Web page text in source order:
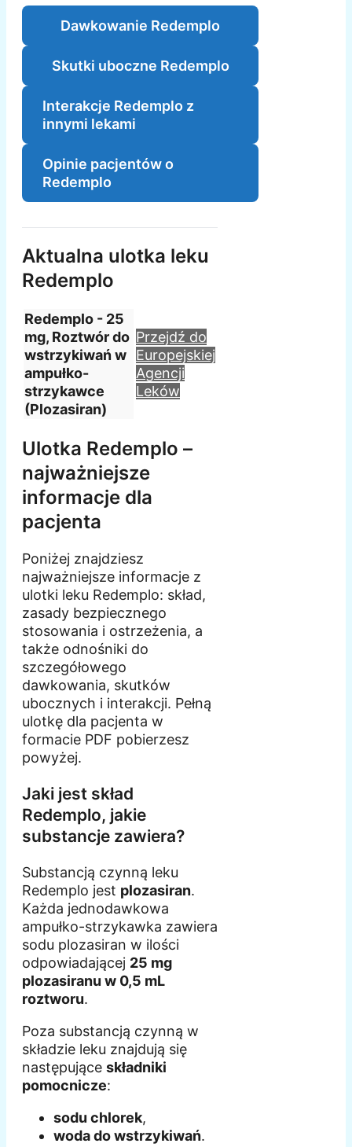
Dawkowanie Redemplo
Skutki uboczne Redemplo
Interakcje Redemplo z
innymi lekami
Opinie pacjentów o
Redemplo
Aktualna ulotka leku
Redemplo
Redemplo - 25
mg, Roztwór do
wstrzykiwań w
ampułko-
strzykawce
(Plozasiran)
Przejdź do
Europejskiej
Agencji
Leków
Ulotka Redemplo –
najważniejsze
informacje dla
pacjenta
Poniżej znajdziesz
najważniejsze informacje z
ulotki leku Redemplo: skład,
zasady bezpiecznego
stosowania i ostrzeżenia, a
także odnośniki do
szczegółowego
dawkowania, skutków
ubocznych i interakcji. Pełną
ulotkę dla pacjenta w
formacie PDF pobierzesz
powyżej.
Jaki jest skład
Redemplo, jakie
substancje zawiera?
Substancją czynną leku
Redemplo jest plozasiran.
Każda jednodawkowa
ampułko-strzykawka zawiera
sodu plozasiran w ilości
odpowiadającej 25 mg
plozasiranu w 0,5 mL
roztworu.
Poza substancją czynną w
składzie leku znajdują się
następujące składniki
pomocnicze:
sodu chlorek,
woda do wstrzykiwań.